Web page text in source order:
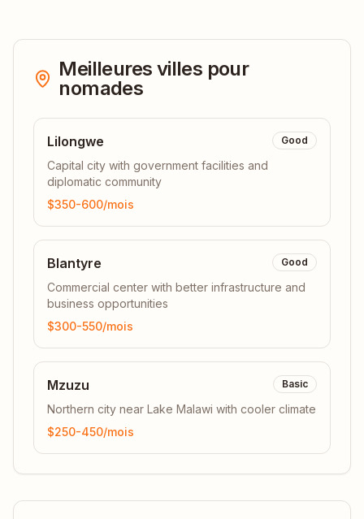
Meilleures villes pour
nomades
Lilongwe Good
Capital city with government facilities and
diplomatic community
$350-600/mois
Blantyre Good
Commercial center with better infrastructure and
business opportunities
$300-550/mois
Mzuzu Basic
Northern city near Lake Malawi with cooler climate
$250-450/mois